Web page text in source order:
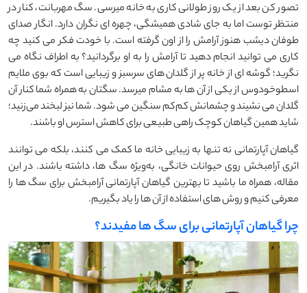
تصور کن بعد از یک روز طولانی کاری به خانه میرسی. سگ مهربانت، کنار در
منتظر توست اما به ‌جای شادی همیشگی، چهره‌ ای نگران دارد. انگار صدای
طوفان دیشب هنوز آرامش را از اون گرفته است. با خودت فکر می ‌کنید چه
کاری می ‌توانید انجام دهید تا آرامش را به او برگردانید؟ به اطراف نگاه می‌
نگرید؛ گوشه ‌ای از خانه پر از گلدان‌ های سرسبز و زیبایی است که بوی ملایم
اسطوخودوس از یکی از آن ‌ها به مشام میرسد. سگتان به همراه شما کنار آن
گلدان می ‌نشیند و چشمانش کم‌کم سنگین می‌ شود. شما نیز لبخند می‌زنید؛
شاید همین گیاهان کوچک راهی طبیعی برای کاهش استرس او باشند.
گیاهان آپارتمانی نه تنها به زیبایی خانه ما کمک می ‌کنند، بلکه می ‌توانند
اثری آرامبخش روی حیوانات خانگی، به‌ویژه سگ ‌ها، داشته باشند. در این
مقاله، همراه ما باشید تا بهترین گیاهان آپارتمانی آرامبخش برای سگ ‌ها را
معرفی کنیم و روش ‌های استفاده از آن ‌ها را یاد بگیریم.
چرا گیاهان آپارتمانی برای سگ ها مفیدند؟